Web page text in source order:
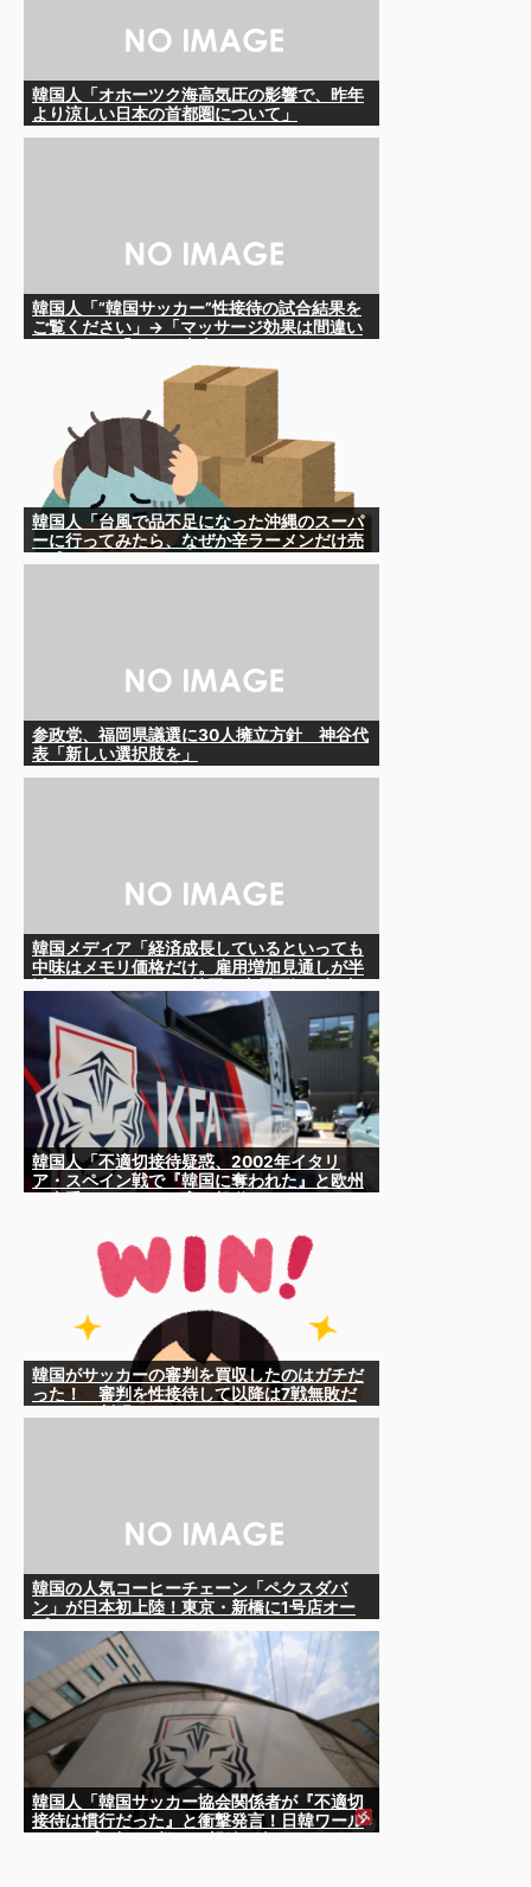
韓国人「オホーツク海高気圧の影響で、昨年
より涼しい日本の首都圏について」
韓国人「“韓国サッカー”性接待の試合結果を
ご覧ください」→「マッサージ効果は間違い
韓国人「台風で品不足になった沖縄のスーパ
ーに行ってみたら、なぜか辛ラーメンだけ売
参政党、福岡県議選に30人擁立方針 神谷代
表「新しい選択肢を」
韓国メディア「経済成長しているといっても
中味はメモリ価格だけ。雇用増加見通しが半
い状況っすね
韓国人「不適切接待疑惑、2002年イタリ
ア・スペイン戦で『韓国に奪われた』と欧州
韓国がサッカーの審判を買収したのはガチだ
った！ 審判を性接待して以降は7戦無敗だ
韓国の人気コーヒーチェーン「ペクスダバ
ン」が日本初上陸！東京・新橋に1号店オー
韓国人「韓国サッカー協会関係者が『不適切
接待は慣行だった』と衝撃発言！日韓ワール